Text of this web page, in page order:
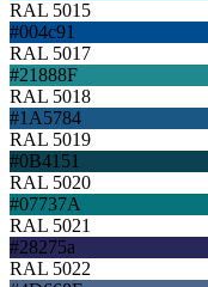
RAL 5015
#004c91
RAL 5017
#21888F
RAL 5018
#1A5784
RAL 5019
#0B4151
RAL 5020
#07737A
RAL 5021
#28275a
RAL 5022